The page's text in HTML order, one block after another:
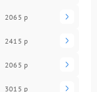
2065 р
2415 р
2065 р
3015 р